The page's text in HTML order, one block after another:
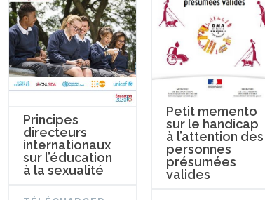
Principes
directeurs
internationaux
sur l’éducation
à la sexualité
Petit memento
sur le handicap
à l’attention des
personnes
présumées
valides